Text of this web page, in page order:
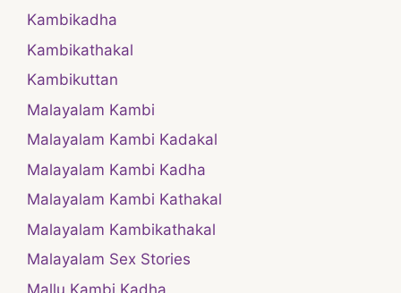
Kambikadha
Kambikathakal
Kambikuttan
Malayalam Kambi
Malayalam Kambi Kadakal
Malayalam Kambi Kadha
Malayalam Kambi Kathakal
Malayalam Kambikathakal
Malayalam Sex Stories
Mallu Kambi Kadha